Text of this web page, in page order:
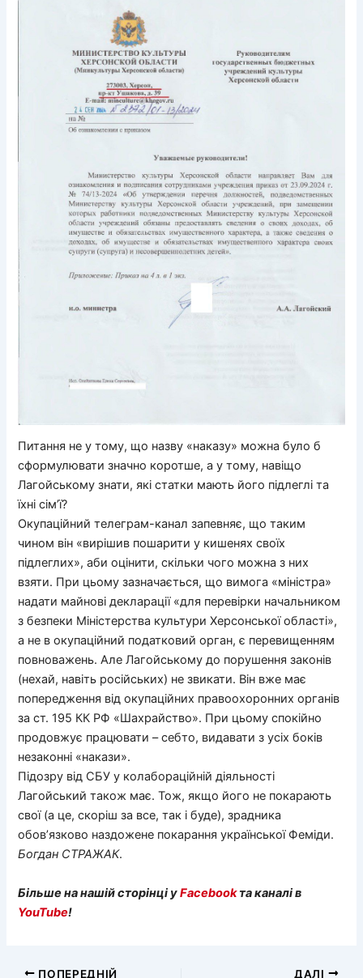
Питання не у тому, що назву «наказу» можна було б
сформулювати значно коротше, а у тому, навіщо
Лагойському знати, які статки мають його підлеглі та
їхні сім’ї?
Окупаційний телеграм-канал запевняє, що таким
чином він «вирішив пошарити у кишенях своїх
підлеглих», аби оцінити, скільки чого можна з них
взяти. При цьому зазначається, що вимога «міністра»
надати майнові декларації «для перевірки начальником
з безпеки Міністерства культури Херсонської області»,
а не в окупаційний податковий орган, є перевищенням
повноважень. Але Лагойському до порушення законів
(нехай, навіть російських) не звикати. Він вже має
попередження від окупаційних правоохоронних органів
за ст. 195 КК РФ «Шахрайство». При цьому спокійно
продовжує працювати – себто, видавати з усіх боків
незаконні «накази».
Підозру від СБУ у колабораційній діяльності
Лагойський також має. Тож, якщо його не покарають
свої (а це, скоріш за все, так і буде), зрадника
обов’язково наздожене покарання української Феміди.
Богдан СТРАЖАК.
Більше на нашій сторінці уFacebookта каналі в
YouTube!
ПОПЕРЕДНІЙ ДАЛІ